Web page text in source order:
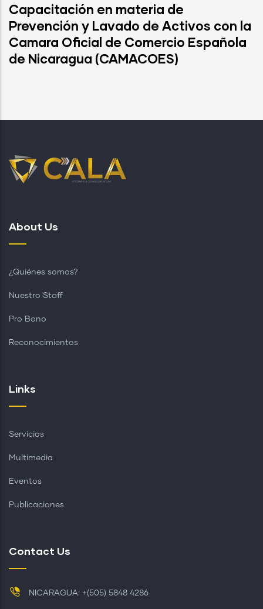
Capacitación en materia de
Prevención y Lavado de Activos con la
Camara Oficial de Comercio Española
de Nicaragua (CAMACOES)
About Us
¿Quiénes somos?
Nuestro Staff
Pro Bono
Reconocimientos
Links
Servicios
Multimedia
Eventos
Publicaciones
Contact Us
NICARAGUA: +(505) 5848 4286